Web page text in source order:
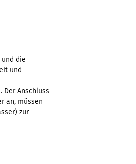
und die
und
Der Anschluss
an, müssen
zur